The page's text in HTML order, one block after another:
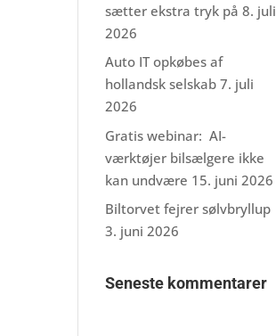
sætter ekstra tryk på 8. juli
2026
Auto IT opkøbes af
hollandsk selskab 7. juli
2026
Gratis webinar: AI-
værktøjer bilsælgere ikke
kan undvære 15. juni 2026
Biltorvet fejrer sølvbryllup
3. juni 2026
Seneste kommentarer